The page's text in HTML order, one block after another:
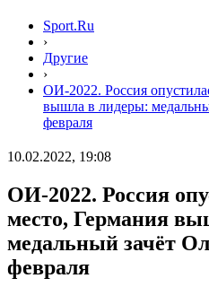
Sport.Ru
›
Другие
›
ОИ-2022. Россия
вышла в лидеры:
февраля
10.02.2022, 19:08
ОИ-2022. Россия
место, Германия
медальный зачёт
февраля